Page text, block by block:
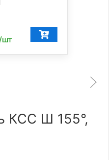
шт
КСС Ш 155°,